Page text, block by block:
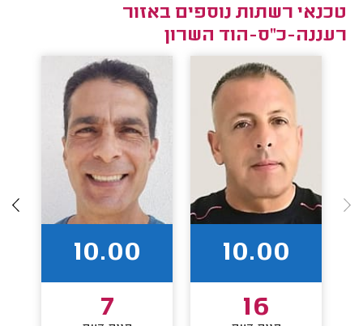
טכנאי רשתות נוספים באזור
רעננה-כ"ס-הוד השרון
10.00
16
10.00
7